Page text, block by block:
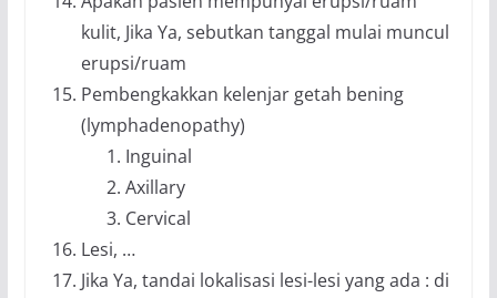
kulit, Jika Ya, sebutkan tanggal mulai muncul
erupsi/ruam
Pembengkakkan kelenjar getah bening
(lymphadenopathy)
Inguinal
Axillary
Cervical
Lesi, …
Jika Ya, tandai lokalisasi lesi-lesi yang ada : di